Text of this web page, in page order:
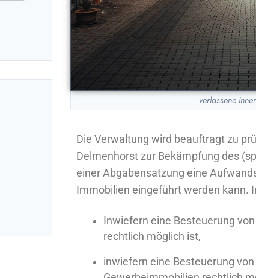
verlassene
Die Verwaltung wird beauftragt zu
Delmenhorst zur Bekämpfung des
einer Abgabensatzung eine
Immobilien eingeführt werden kann.
Inwiefern eine Besteuerung
rechtlich möglich ist,
inwiefern eine Besteuerung